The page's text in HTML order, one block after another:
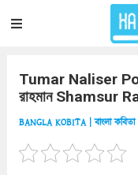
Tumar Naliser
রাহমান Shamsur
BANGLA KOBITA | বাংলা কবিতা